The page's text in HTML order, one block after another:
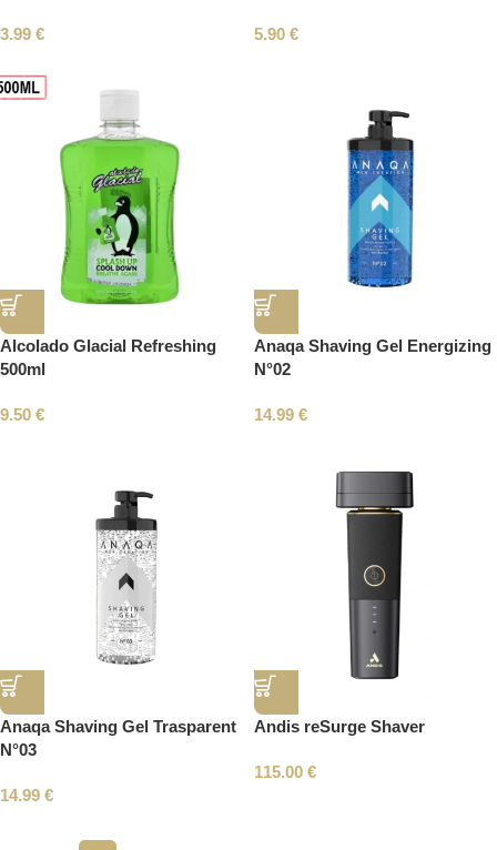
3.99 € 5.90 €
Alcolado Glacial Refreshing
500ml
9.50 €
Anaqa Shaving Gel Energizing
N°02
14.99 €
Anaqa Shaving Gel Trasparent
N°03
14.99 €
Andis reSurge Shaver
115.00 €